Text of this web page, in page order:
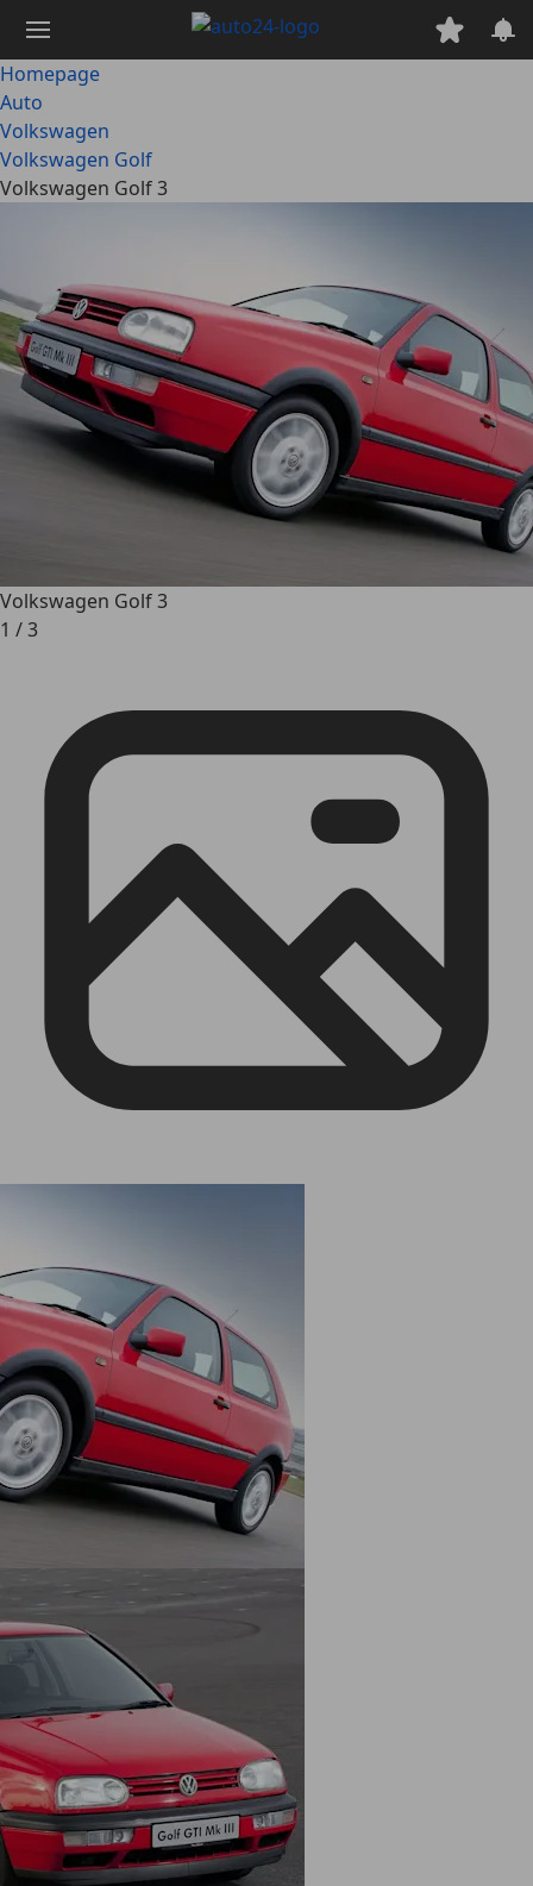
naar
hoofdinhoud
Homepage
Auto
Volkswagen
Volkswagen Golf
Volkswagen Golf 3
Volkswagen Golf 3
1 /3